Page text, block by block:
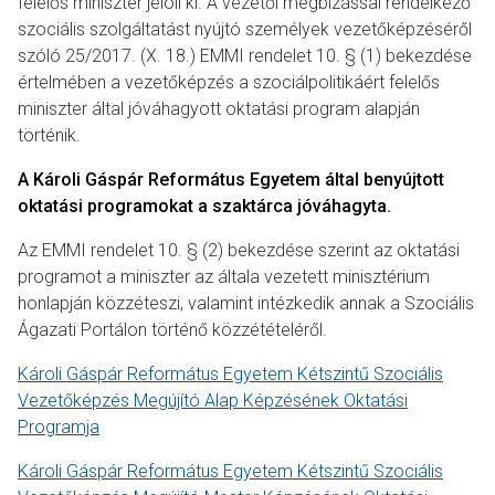
szociális szolgáltatást nyújtó személyek vezetőképzéséről
szóló 25/2017. (X. 18.) EMMI rendelet 10. § (1) bekezdése
értelmében a vezetőképzés a szociálpolitikáért felelős
miniszter által jóváhagyott oktatási program alapján
történik.
A Károli Gáspár Református Egyetem által benyújtott
oktatási programokat a szaktárca jóváhagyta.
Az EMMI rendelet 10. § (2) bekezdése szerint az oktatási
programot a miniszter az általa vezetett minisztérium
honlapján közzéteszi, valamint intézkedik annak a Szociális
Ágazati Portálon történő közzétételéről.
Károli Gáspár Református Egyetem Kétszintű Szociális
Vezetőképzés Megújító Alap Képzésének Oktatási
Programja
Károli Gáspár Református Egyetem Kétszintű Szociális